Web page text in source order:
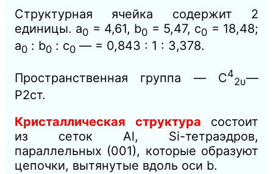
Структурная ячейка содержит 2
единицы. а0 = 4,61, b0 = 5,47, с0 = 18,48;
а0 : b0 : с0 — = 0,843 : 1 : 3,378.
Пространственная группа — C4
2υ—
Р2ст.
Кристаллическая структура состоит
из сеток Аl, Si-тетраэдров,
параллельных (001), которые образуют
цепочки, вытянутые вдоль оси b.